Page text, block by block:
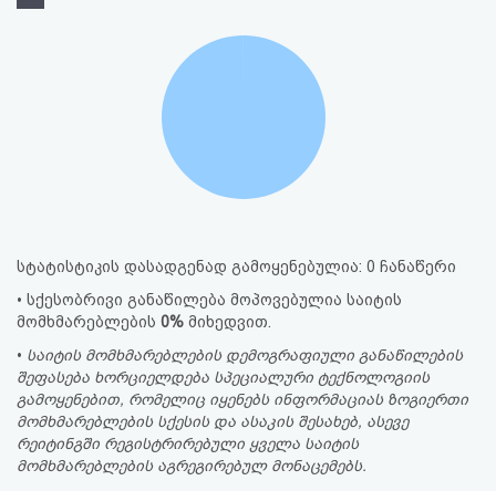
სტატისტიკის დასადგენად გამოყენებულია: 0 ჩანაწერი
• სქესობრივი განაწილება მოპოვებულია საიტის
მომხმარებლების 0% მიხედვით.
• საიტის მომხმარებლების დემოგრაფიული განაწილების
შეფასება ხორციელდება სპეციალური ტექნოლოგიის
გამოყენებით, რომელიც იყენებს ინფორმაციას ზოგიერთი
მომხმარებლების სქესის და ასაკის შესახებ, ასევე
რეიტინგში რეგისტრირებული ყველა საიტის
მომხმარებლების აგრეგირებულ მონაცემებს.